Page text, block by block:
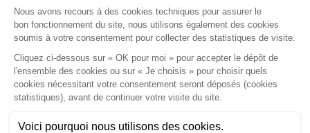
2 bis Avenue de l'Europe
33350 ST MAGNE-DE-CASTILLON
Tél :05 57 55 87 30 - Fax : 05 57 51 73 64
Email :gaucher-piola@gaucher-piola-avocat.fr
NOUS CONTACTER
NOUS LOCALISER